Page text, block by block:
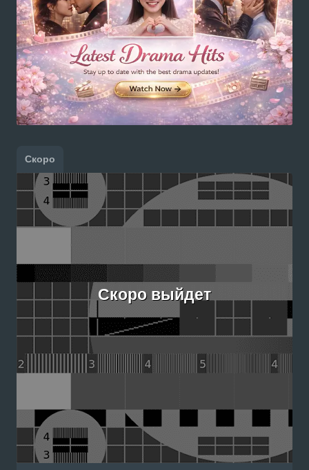
Скоро
Скоро выйдет